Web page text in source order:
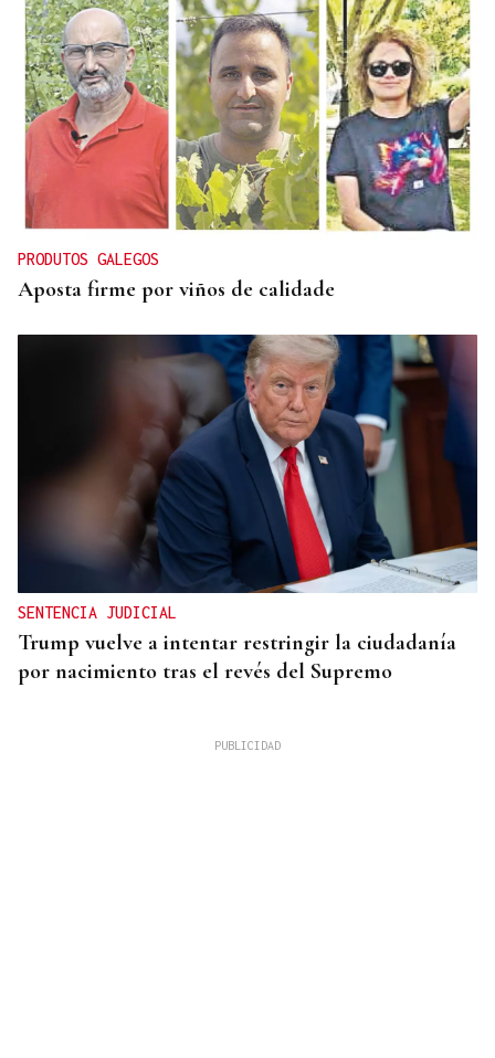
PRODUTOS GALEGOS
Aposta firme por viños de calidade
SENTENCIA JUDICIAL
Trump vuelve a intentar restringir la ciudadanía
por nacimiento tras el revés del Supremo